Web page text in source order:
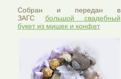
Собран и передан в
ЗАГС большой свадебный
букет из мишек и конфет